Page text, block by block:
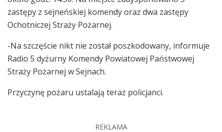
zastępy z sejneńskiej komendy oraz dwa zastępy
Ochotniczej Straży Pożarnej.
-Na szczęście nikt nie został poszkodowany, informuje
Radio 5 dyżurny Komendy Powiatowej Państwowej
Straży Pożarnej w Sejnach.
Przyczynę pożaru ustalają teraz policjanci.
REKLAMA